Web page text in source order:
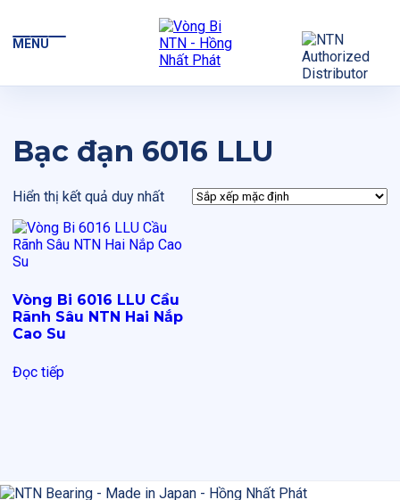
MENU
Bạc đạn 6016 LLU
Hiển thị kết quả duy nhất
Vòng Bi 6016 LLU Cầu
Rãnh Sâu NTN Hai Nắp
Cao Su
Đọc tiếp